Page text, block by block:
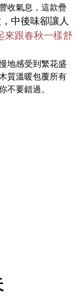
收氣息，這款疊
中後味卻讓人
來跟春秋一樣舒
地感受到繁花盛
質溫暖包覆所有
要錯過。